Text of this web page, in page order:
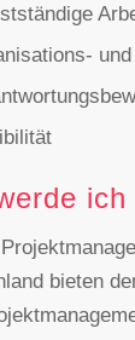
bieten